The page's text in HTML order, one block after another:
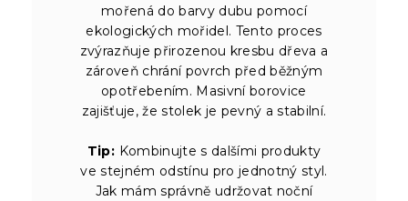
mořená do barvy dubu pomocí
ekologických mořidel. Tento proces
zvýrazňuje přirozenou kresbu dřeva a
zároveň chrání povrch před běžným
opotřebením. Masivní borovice
zajišťuje, že stolek je pevný a stabilní.
Tip: Kombinujte s dalšími produkty
ve stejném odstínu pro jednotný styl.
Jak mám správně udržovat noční